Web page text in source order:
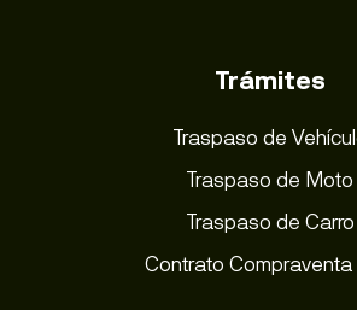
Trámites
Traspaso de
Traspaso de Moto
Traspaso de Carro
Contrato Compraventa